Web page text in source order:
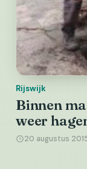
Rijswijk
Binnen
weer
20 augustus